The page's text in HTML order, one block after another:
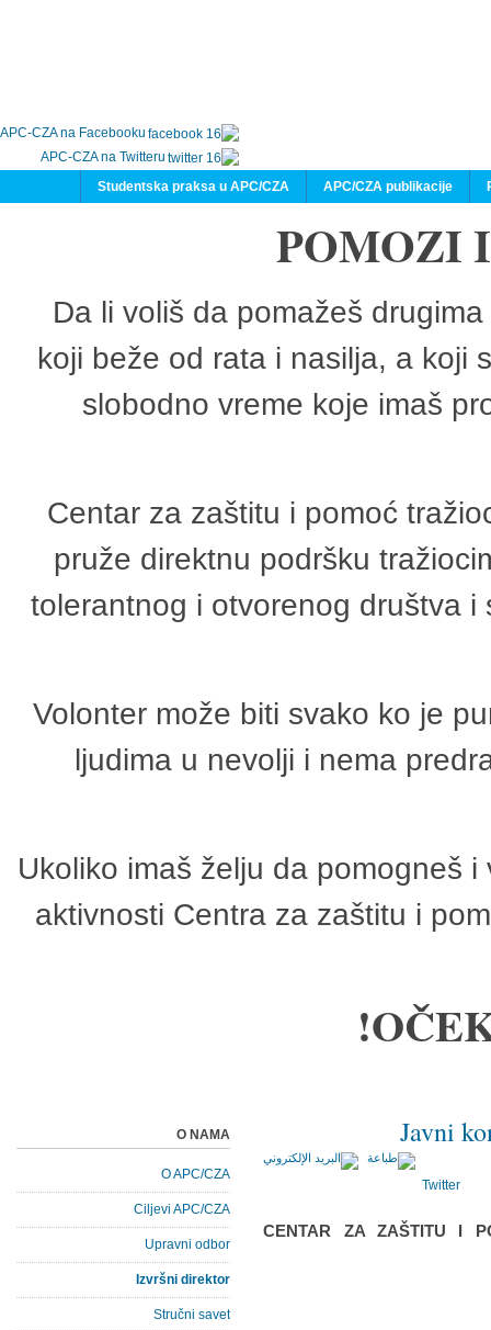
APC-CZA na Facebooku
APC-CZA na Twitteru
APC/CZA publikacije
Studentska praksa u APC/CZA
POMOZI
Da li voliš da pomažeš
koji beže od rata i nasilja, a koji
slobodno vreme koje imaš
Centar za zaštitu i pomoć
pruže direktnu podršku
tolerantnog i otvorenog društva
Volonter može biti svako ko je
ljudima u nevolji i nema
Ukoliko imaš želju da pomogneš
aktivnosti Centra za zaštitu i
Javni
Twitter
CENTAR ZA ZAŠTITU I
O NAMA
O APC/CZA
Ciljevi APC/CZA
Upravni odbor
Izvršni direktor
Stručni savet